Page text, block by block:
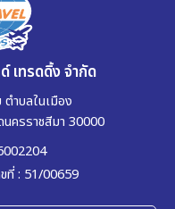
เทรดดิ้ง จำกัด
ำบลในเมือง
นครราชสีมา 30000
ที่ : 51/00659